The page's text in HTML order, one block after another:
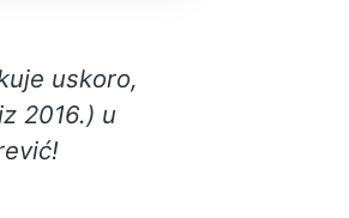
uskoro,
2016.) u